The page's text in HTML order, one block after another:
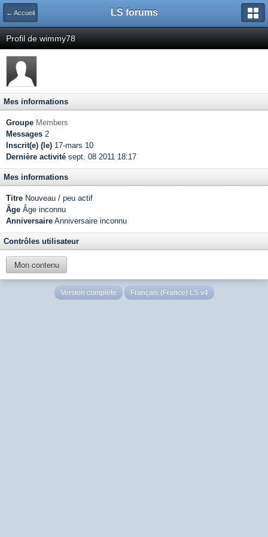
← Accueil LS forums
Profil de wimmy78
Mes informations
Groupe Members
Messages 2
Inscrit(e) (le) 17-mars 10
Dernière activité sept. 08 2011 18:17
Mes informations
Titre Nouveau / peu actif
Âge Âge inconnu
Anniversaire Anniversaire inconnu
Contrôles utilisateur
Mon contenu
Version complète Français (France) LS v4